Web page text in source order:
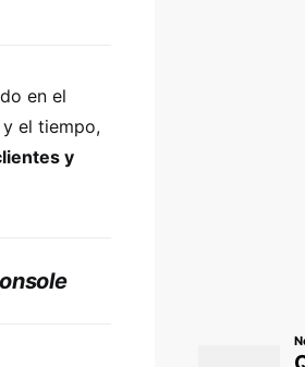
en el
el tiempo,
y